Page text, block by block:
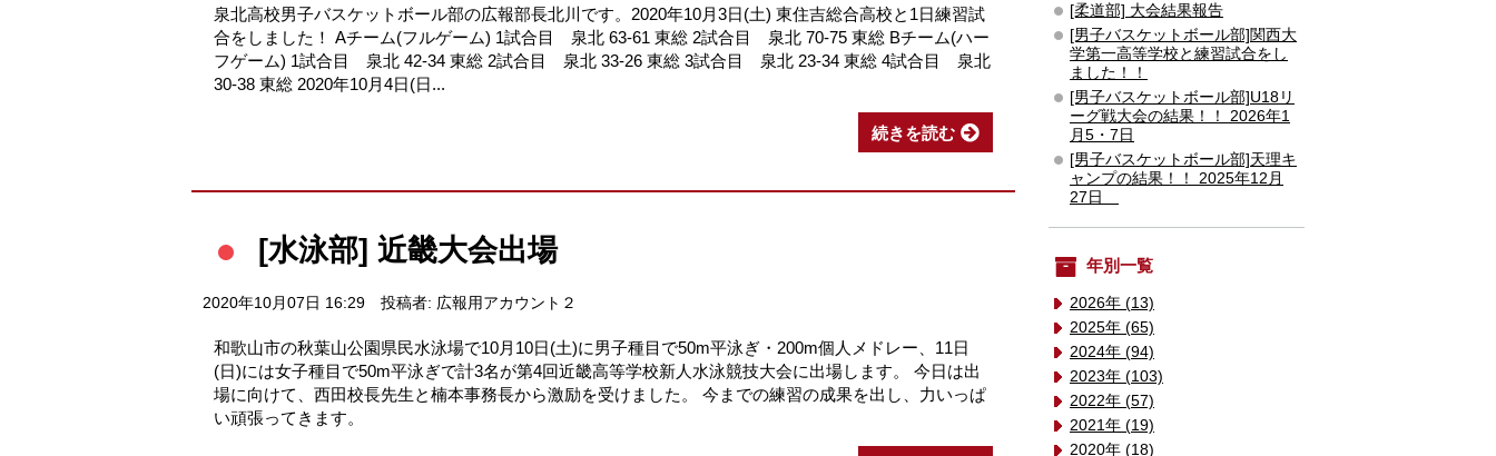
泉北高校男子バスケットボール部の広報部長北川です。2020年10月3日(土) 東住吉総合高校と1日練習試
合をしました！ Aチーム(フルゲーム) 1試合目 泉北 63-61 東総 2試合目 泉北 70-75 東総 Bチーム(ハー
フゲーム) 1試合目 泉北 42-34 東総 2試合目 泉北 33-26 東総 3試合目 泉北 23-34 東総 4試合目 泉北
30-38 東総 2020年10月4日(日...
続きを読む
[水泳部] 近畿大会出場
2020年10月07日 16:29 投稿者: 広報用アカウント２
和歌山市の秋葉山公園県民水泳場で10月10日(土)に男子種目で50m平泳ぎ・200m個人メドレー、11日
(日)には女子種目で50m平泳ぎで計3名が第4回近畿高等学校新人水泳競技大会に出場します。 今日は出
場に向けて、西田校長先生と楠本事務長から激励を受けました。 今までの練習の成果を出し、力いっぱ
い頑張ってきます。
[柔道部] 大会結果報告
[男子バスケットボール部]関西大
学第一高等学校と練習試合をし
ました！！
[男子バスケットボール部]U18リ
ーグ戦大会の結果！！ 2026年1
月5・7日
[男子バスケットボール部]天理キ
ャンプの結果！！ 2025年12月
27日
年別一覧
2026年 (13)
2025年 (65)
2024年 (94)
2023年 (103)
2022年 (57)
2021年 (19)
2020年 (18)